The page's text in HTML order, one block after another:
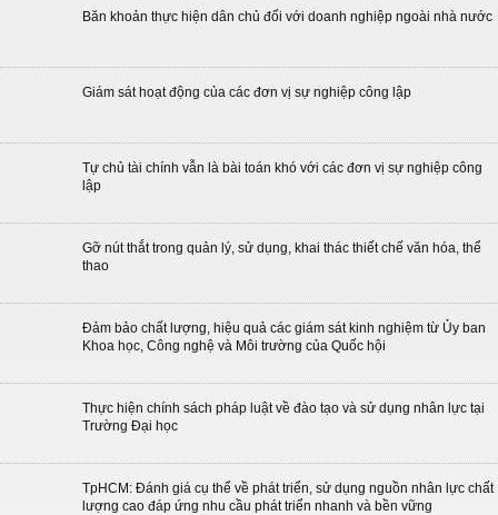
Băn khoản thực hiện dân chủ đối với doanh nghiệp ngoài nhà nước
Giám sát hoạt động của các đơn vị sự nghiệp công lập
Tự chủ tài chính vẫn là bài toán khó với các đơn vị sự nghiệp công
lập
Gỡ nút thắt trong quản lý, sử dụng, khai thác thiết chế văn hóa, thể
thao
Đảm bảo chất lượng, hiệu quả các giám sát kinh nghiệm từ Ủy ban
Khoa học, Công nghệ và Môi trường của Quốc hội
Thực hiện chính sách pháp luật về đào tạo và sử dụng nhân lực tại
Trường Đại học
TpHCM: Đánh giá cụ thể về phát triển, sử dụng nguồn nhân lực chất
lượng cao đáp ứng nhu cầu phát triển nhanh và bền vững